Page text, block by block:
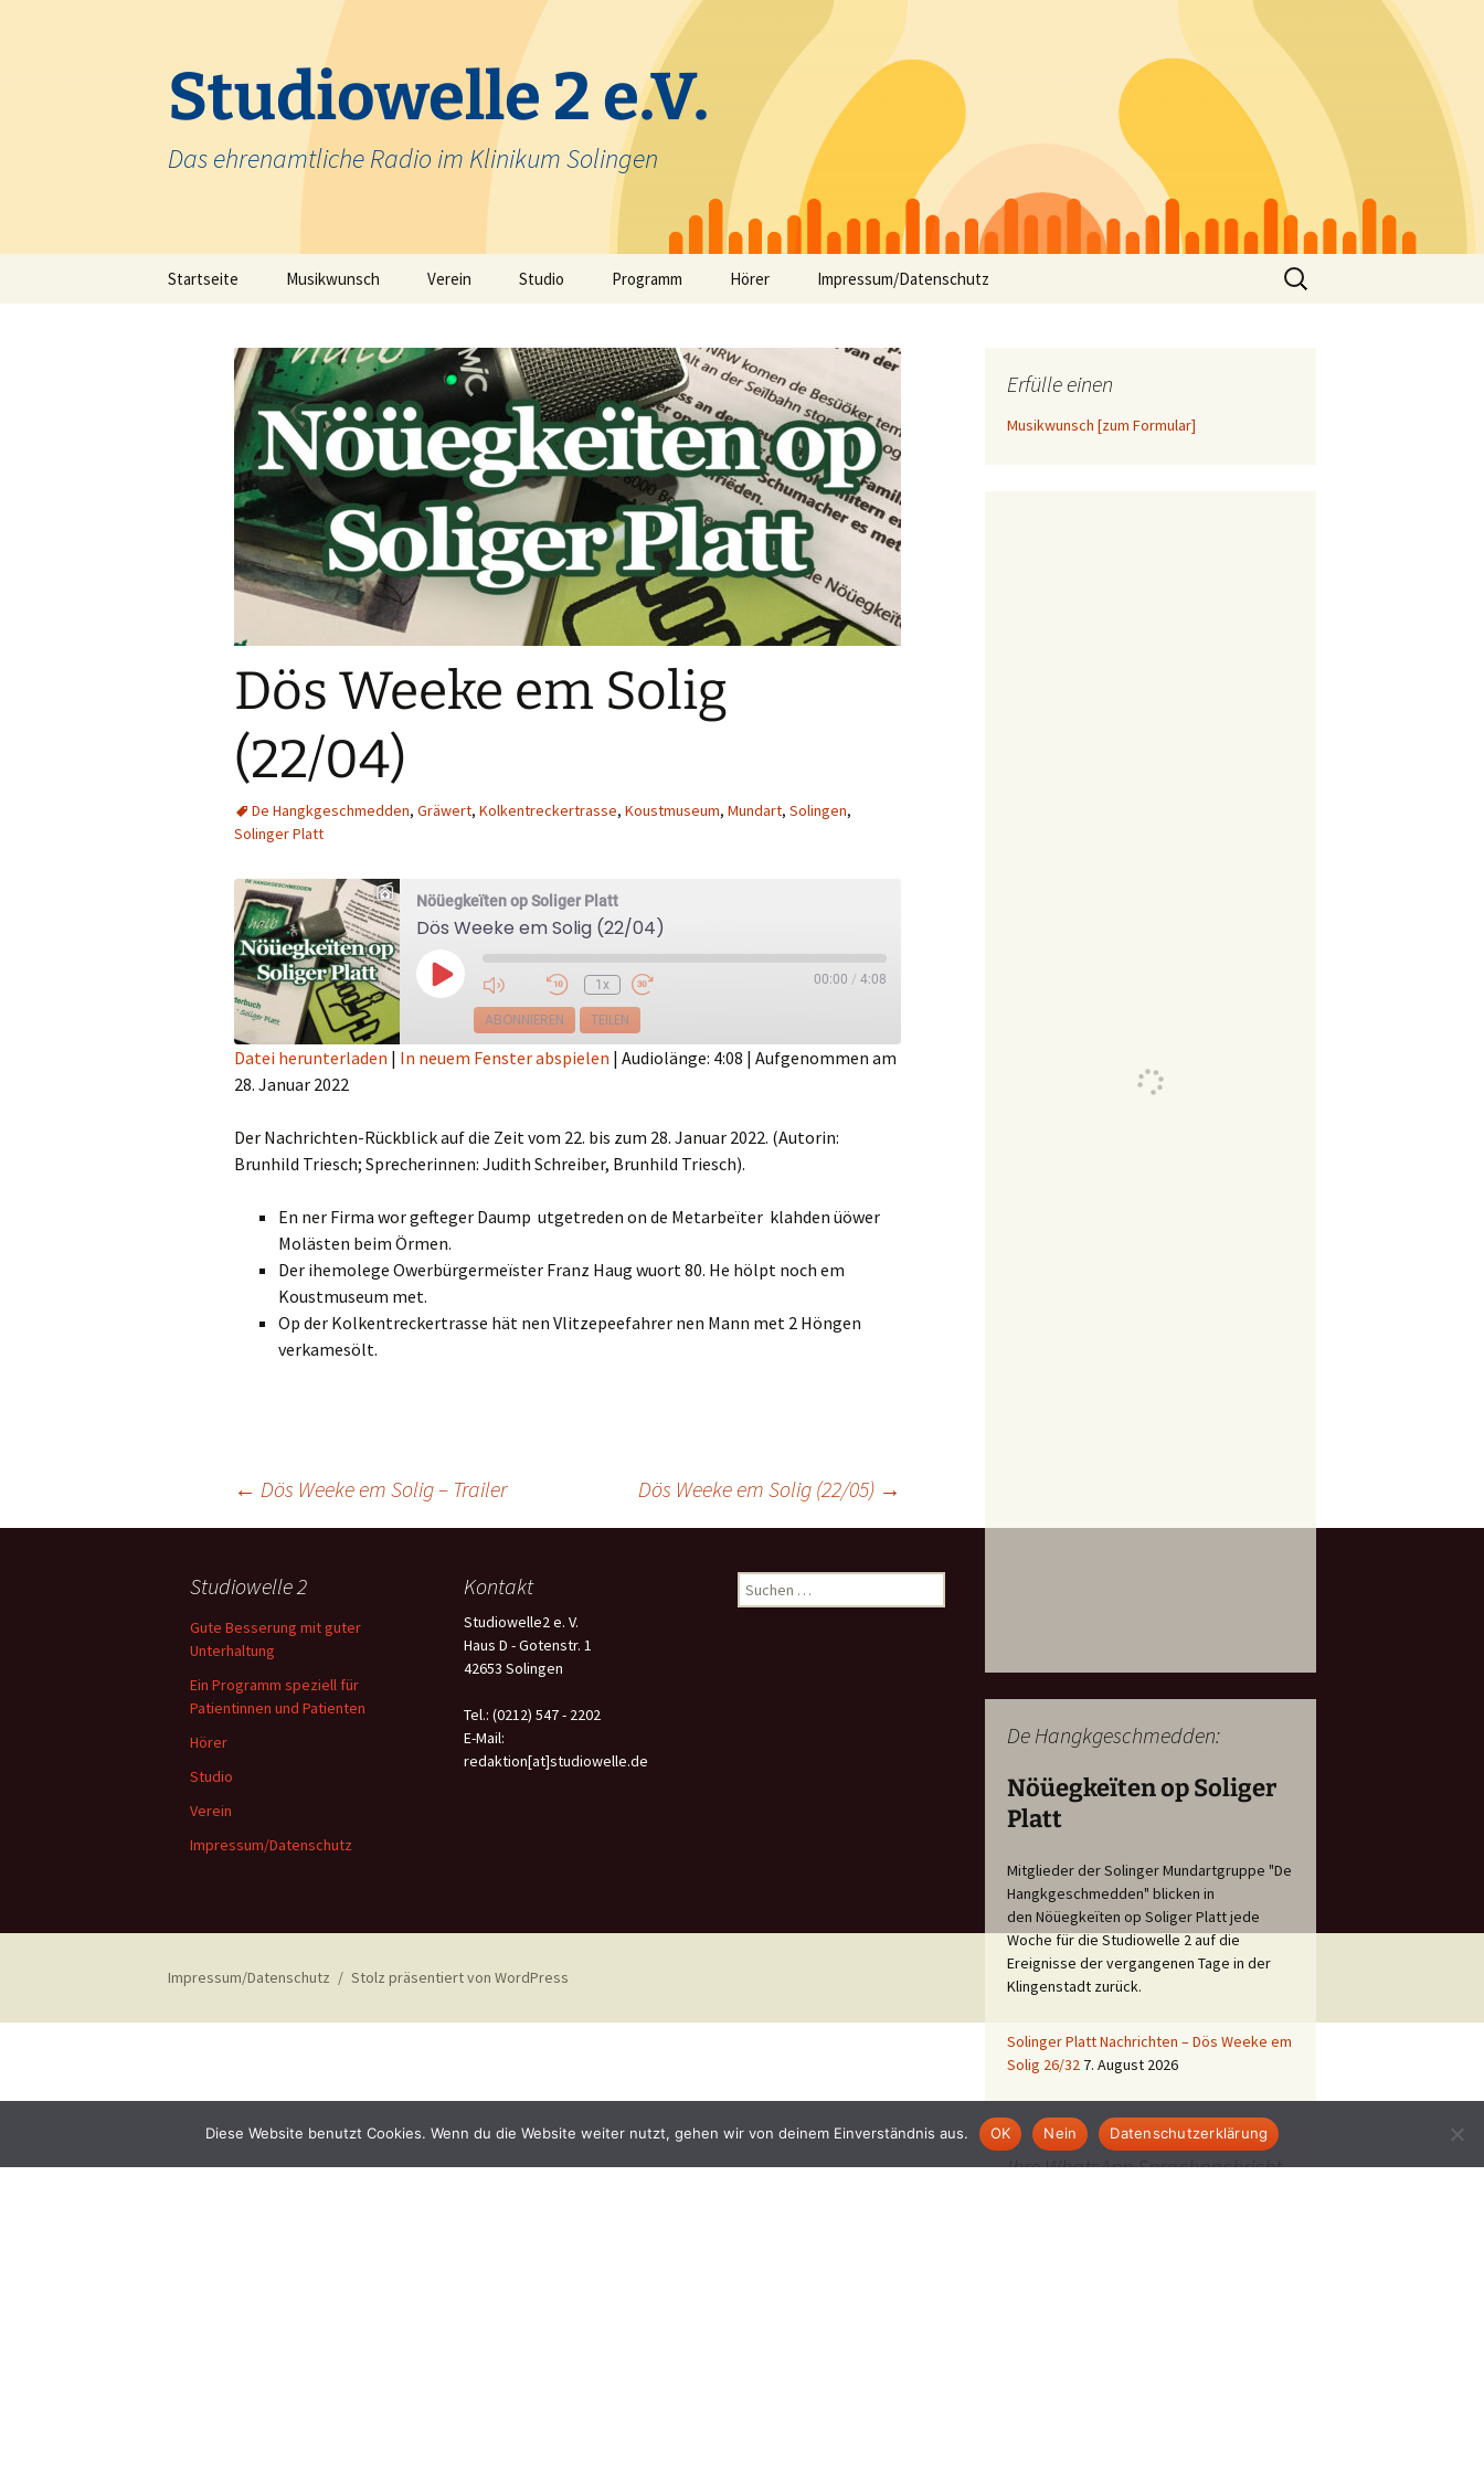
Studiowelle 2 e.V.
Das ehrenamtliche Radio im Klinikum Solingen
Startseite Musikwunsch Verein
Krankenhausfunk
Studio Programm
Platt – aktuelle Mundart
Jeck im Klinikum
TV-Angebot
Hörer Impressum/Datenschutz
Suchen
nach:
Dös Weeke em Solig
(22/04)
De Hangkgeschmedden, Gräwert, Kolkentreckertrasse, Koustmuseum, Mundart, Solingen,
Solinger Platt
Nöüegkeïten op Soliger Platt
Dös Weeke em Solig (22/04)
Play
Episode
1x 00:00 / 4:08
ABONNIEREN TEILEN
TEILEN
LINK
Datei herunterladen | In neuem Fenster abspielen | Audiolänge: 4:08 | Aufgenommen am
28. Januar 2022
Der Nachrichten-Rückblick auf die Zeit vom 22. bis zum 28. Januar 2022. (Autorin:
Brunhild Triesch; Sprecherinnen: Judith Schreiber, Brunhild Triesch).
En ner Firma wor gefteger Daump utgetreden on de Metarbeïter klahden üöwer
Molästen beim Örmen.
Der ihemolege Owerbürgermeïster Franz Haug wuort 80. He hölpt noch em
Koustmuseum met.
Op der Kolkentreckertrasse hät nen Vlitzepeefahrer nen Mann met 2 Höngen
verkamesölt.
Beitragsnavigation
← Dös Weeke em Solig – Trailer Dös Weeke em Solig (22/05) →
Erfülle einen
Musikwunsch [zum Formular]
De Hangkgeschmedden:
Nöüegkeïten op Soliger
Platt
Mitglieder der Solinger Mundartgruppe "De
Hangkgeschmedden" blicken in
den Nöüegkeïten op Soliger Platt jede
Woche für die Studiowelle 2 auf die
Ereignisse der vergangenen Tage in der
Klingenstadt zurück.
Solinger Platt Nachrichten – Dös Weeke em
Solig 26/32 7. August 2026
Ihre WhatsApp Sprachnachricht
Studiowelle 2
Gute Besserung mit guter
Unterhaltung
Ein Programm speziell für
Patientinnen und Patienten
Hörer
Studio
Verein
Impressum/Datenschutz
Kontakt
Studiowelle2 e. V.
Haus D - Gotenstr. 1
42653 Solingen
Tel.: (0212) 547 - 2202
E-Mail:
redaktion[at]studiowelle.de
Suchen
nach:
Impressum/Datenschutz Stolz präsentiert von WordPress
Diese Website benutzt Cookies. Wenn du die Website weiter nutzt, gehen wir von deinem Einverständnis aus. OK Nein Datenschutzerklärung